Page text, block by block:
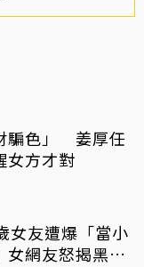
騙色」 姜厚任
女方才對
女友遭爆「當小
女網友怒揭黑歷